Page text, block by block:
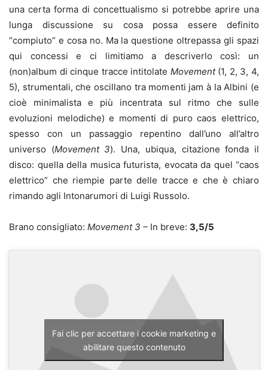
una certa forma di concettualismo si potrebbe aprire una
lunga discussione su cosa possa essere definito
“compiuto” e cosa no. Ma la questione oltrepassa gli spazi
qui concessi e ci limitiamo a descriverlo così: un
(non)album di cinque tracce intitolate Movement(1, 2, 3, 4,
5), strumentali, che oscillano tra momenti jam à la Albini (e
cioè minimalista e più incentrata sul ritmo che sulle
evoluzioni melodiche) e momenti di puro caos elettrico,
spesso con un passaggio repentino dall’uno all’altro
universo (Movement 3). Una, ubiqua, citazione fonda il
disco: quella della musica futurista, evocata da quel “caos
elettrico” che riempie parte delle tracce e che è chiaro
rimando agli Intonarumori di Luigi Russolo.
Brano consigliato: Movement 3 – In breve: 3,5/5
Fai clic per accettare i cookie marketing e
abilitare questo contenuto